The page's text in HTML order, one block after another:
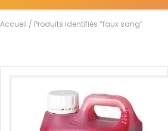
Accueil / Produits identifiés “faux sang”